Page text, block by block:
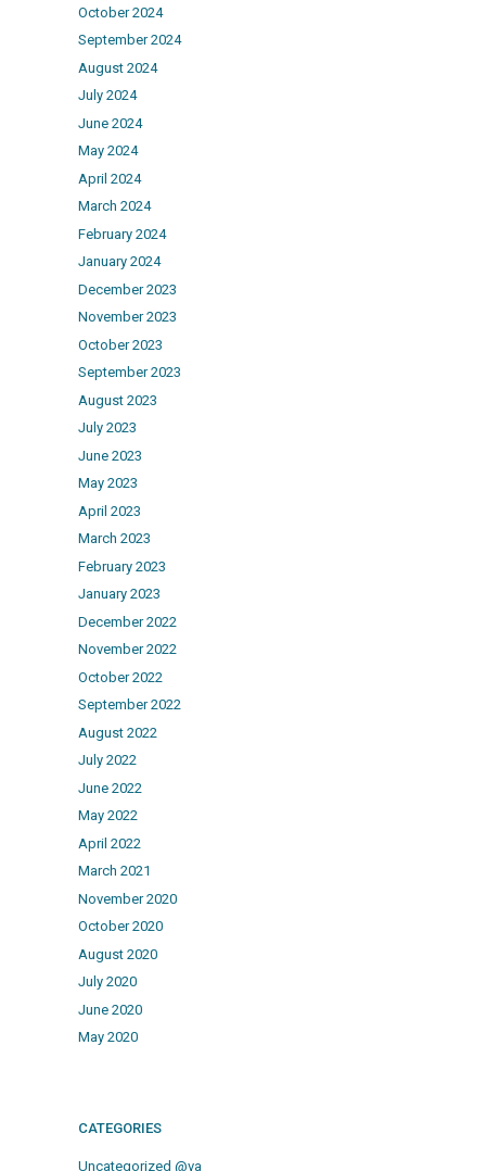
October 2024
September 2024
August 2024
July 2024
June 2024
May 2024
April 2024
March 2024
February 2024
January 2024
December 2023
November 2023
October 2023
September 2023
August 2023
July 2023
June 2023
May 2023
April 2023
March 2023
February 2023
January 2023
December 2022
November 2022
October 2022
September 2022
August 2022
July 2022
June 2022
May 2022
April 2022
March 2021
November 2020
October 2020
August 2020
July 2020
June 2020
May 2020
CATEGORIES
Uncategorized @va